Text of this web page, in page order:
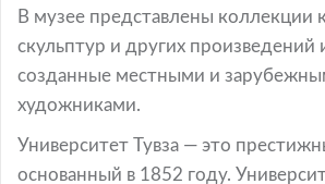
В музее представлены коллекции
скульптур и других произведений
созданные местными и
художниками.
Университет Тувза — это
основанный в 1852 году.